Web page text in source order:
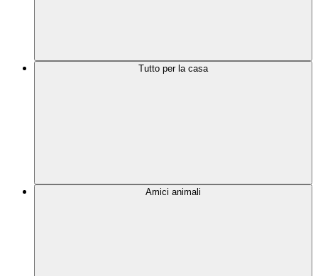
Tutto per la casa
Amici animali